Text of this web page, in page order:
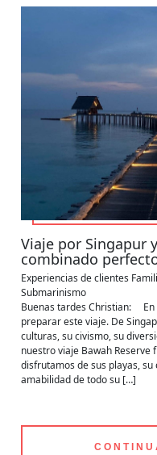
Viaje por Singapur
combinado
Experiencias de clientes
Submarinismo
Buenas tardes Christian: En
preparar este viaje. De
culturas, su civismo, su
nuestro viaje Bawah
disfrutamos de sus playas,
amabilidad de todo su […]